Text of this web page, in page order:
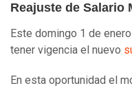
Reajuste de Salario
Este domingo 1 de
tener vigencia el nuevo
En esta oportunidad el